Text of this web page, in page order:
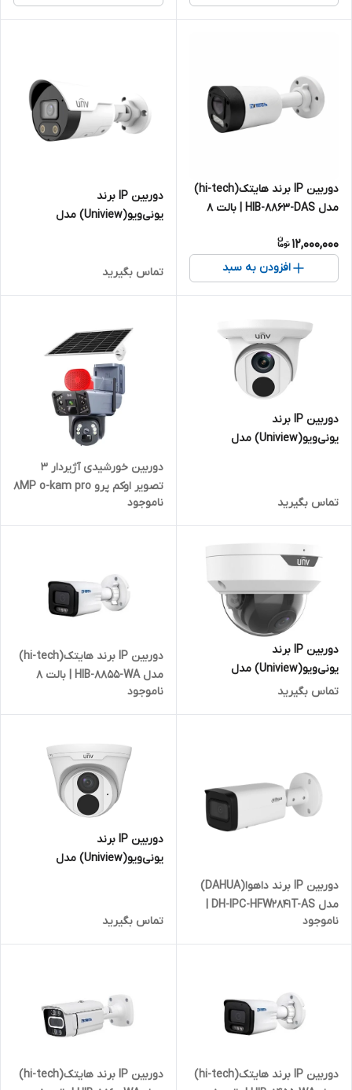
دوربین IP برند هایتک(hi-tech)
مدل HIB-8863-DAS | بالت 8
12,000,000
افزودن به سبد
دوربین IP برند
یونی‌ویو(Uniview) مدل
تماس بگیرید
دوربین IP برند
یونی‌ویو(Uniview) مدل
تماس بگیرید
دوربین خورشیدی آژیردار 3
تصویر اوکم پرو 8MP o-kam pro
ناموجود
دوربین IP برند
یونی‌ویو(Uniview) مدل
تماس بگیرید
دوربین IP برند هایتک(hi-tech)
مدل HIB-8855-WA | بالت 8
مگاپیکسل
ناموجود
دوربین IP برند داهوا(DAHUA)
مدل DH-IPC-HFW2841T-AS |
بالت 8 مگاپیکسل
ناموجود
دوربین IP برند
یونی‌ویو(Uniview) مدل
تماس بگیرید
دوربین IP برند هایتک(hi-tech)
دوربین IP برند هایتک(hi-tech)